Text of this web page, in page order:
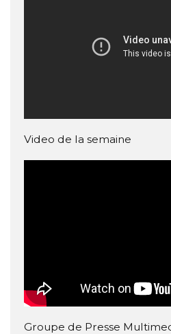
Video de la semaine
Groupe de Presse